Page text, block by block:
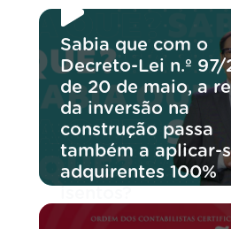
Sabia que com o
Decreto-Lei n.º 97/
de 20 de maio, a
da inversão na
construção passa
também a aplicar-
adquirentes 100%